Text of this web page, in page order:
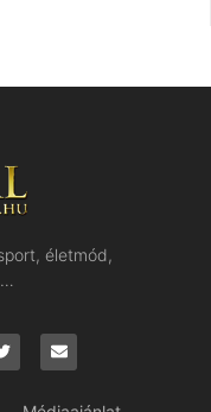
életmód,